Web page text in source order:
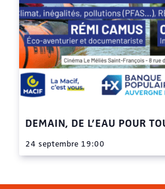
DEMAIN, DE L’EAU POUR
24 septembre 19:00